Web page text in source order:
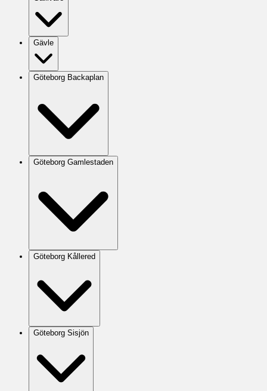
Gävle
Göteborg Backaplan
Göteborg Gamlestaden
Göteborg Kållered
Göteborg Sisjön